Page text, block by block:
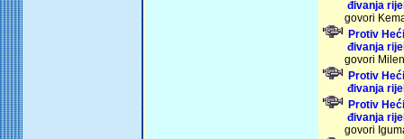
đivanja
govori
Protiv
đivanja
govori
Protiv
đivanja
Protiv
đivanja
govori